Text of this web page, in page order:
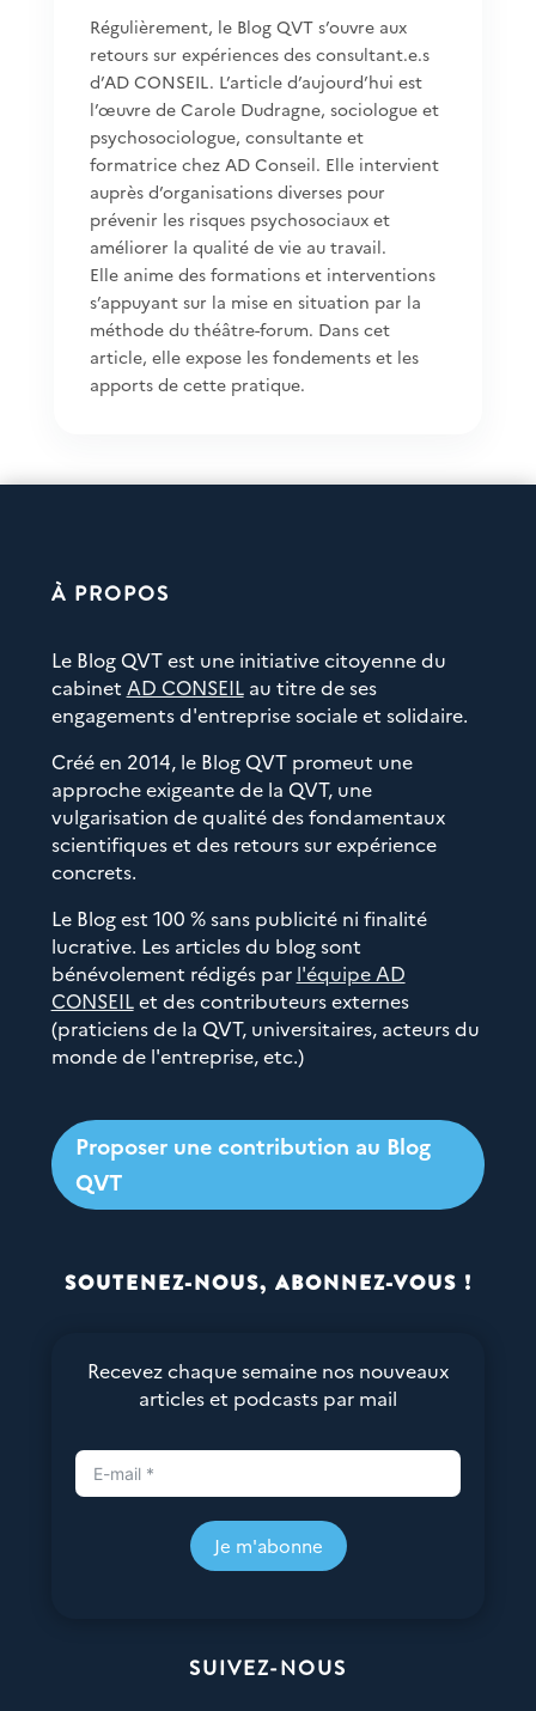
Régulièrement, le Blog QVT s’ouvre aux
retours sur expériences des consultant.e.s
d’AD CONSEIL. L’article d’aujourd’hui est
l’œuvre de Carole Dudragne, sociologue et
psychosociologue, consultante et
formatrice chez AD Conseil. Elle intervient
auprès d’organisations diverses pour
prévenir les risques psychosociaux et
améliorer la qualité de vie au travail.
Elle anime des formations et interventions
s’appuyant sur la mise en situation par la
méthode du théâtre-forum. Dans cet
article, elle expose les fondements et les
apports de cette pratique.
À PROPOS
Le Blog QVT est une initiative citoyenne du
cabinet AD CONSEILau titre de ses
engagements d'entreprise sociale et solidaire.
Créé en 2014, le Blog QVT promeut une
approche exigeante de la QVT, une
vulgarisation de qualité des fondamentaux
scientifiques et des retours sur expérience
concrets.
Le Blog est 100 % sans publicité ni finalité
lucrative. Les articles du blog sont
bénévolement rédigés par l'équipe AD
CONSEILet des contributeurs externes
(praticiens de la QVT, universitaires, acteurs du
monde de l'entreprise, etc.)
Proposer une contribution au Blog
QVT
SOUTENEZ-NOUS, ABONNEZ-VOUS !
Recevez chaque semaine nos nouveaux
articles et podcasts par mail
Je m'abonne
SUIVEZ-NOUS